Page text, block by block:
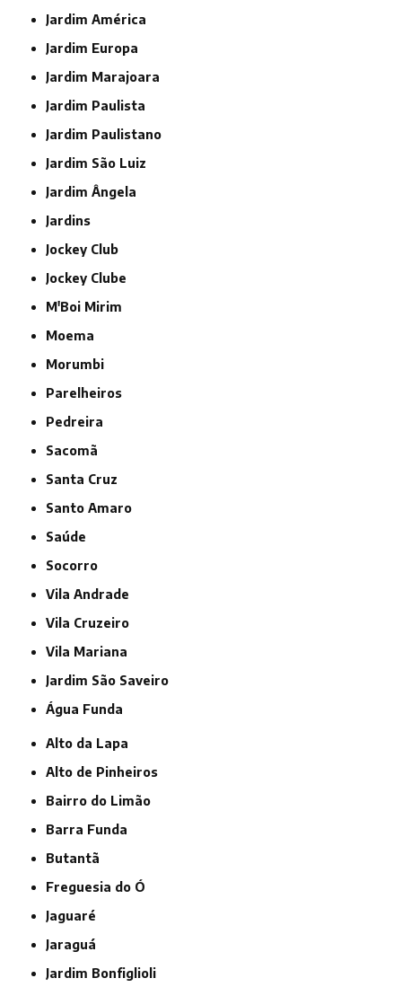
Jardim América
Jardim Europa
Jardim Marajoara
Jardim Paulista
Jardim Paulistano
Jardim São Luiz
Jardim Ângela
Jardins
Jockey Club
Jockey Clube
M'Boi Mirim
Moema
Morumbi
Parelheiros
Pedreira
Sacomã
Santa Cruz
Santo Amaro
Saúde
Socorro
Vila Andrade
Vila Cruzeiro
Vila Mariana
jardim São Saveiro
Água Funda
Alto da Lapa
Alto de Pinheiros
Bairro do Limão
Barra Funda
Butantã
Freguesia do Ó
Jaguaré
Jaraguá
Jardim Bonfiglioli